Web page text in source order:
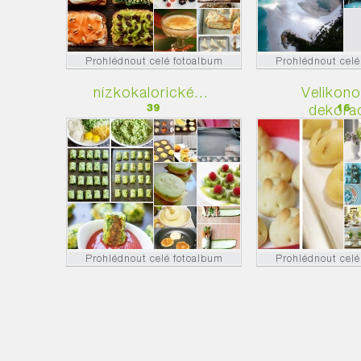
Prohlédnout celé fotoalbum Prohlédnout
nízkokalorické...
39
Prohlédnout celé fotoalbum
16
Prohlédnout